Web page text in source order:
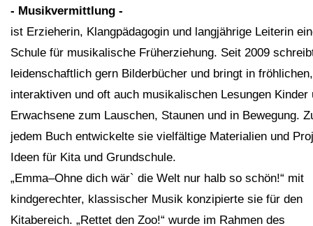
- Musikvermittlung -
ist Erzieherin, Klangpädagogin und langjährige Leiterin
Schule für musikalische Früherziehung. Seit 2009
leidenschaftlich gern Bilderbücher und bringt in fröhlichen,
interaktiven und oft auch musikalischen Lesungen Kinder
Erwachsene zum Lauschen, Staunen und in Bewegung.
jedem Buch entwickelte sie vielfältige Materialien und
Ideen für Kita und Grundschule.
„Emma–Ohne dich wär` die Welt nur halb so schön!“ mit
kindgerechter, klassischer Musik konzipierte sie für den
Kitabereich. „Rettet den Zoo!“ wurde im Rahmen des